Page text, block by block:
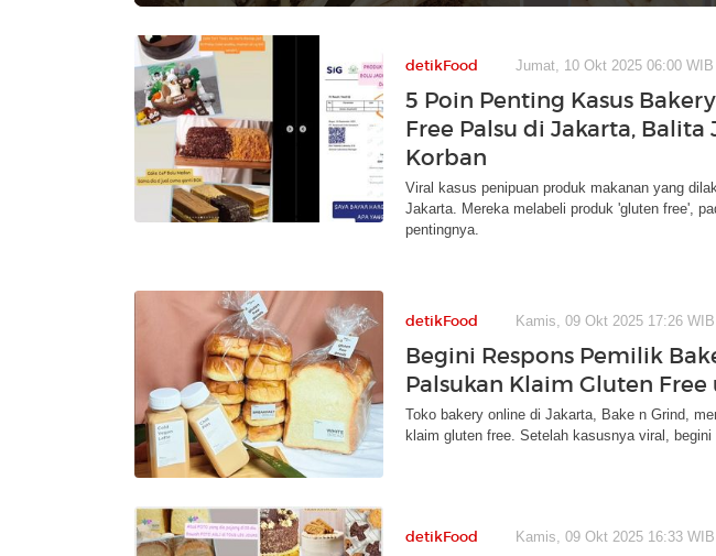
detikFood Jumat, 10 Okt 2025 06:00 WIB
5 Poin Penting Kasus
Free Palsu di Jakarta, Balita
Korban
Viral kasus penipuan produk makanan yang
Jakarta. Mereka melabeli produk 'gluten free',
pentingnya.
detikFood Kamis, 09 Okt 2025 17:26 WIB
Begini Respons Pemilik
Palsukan Klaim Gluten Free
Toko bakery online di Jakarta, Bake n Grind,
klaim gluten free. Setelah kasusnya viral, begini
detikFood Kamis, 09 Okt 2025 16:33 WIB